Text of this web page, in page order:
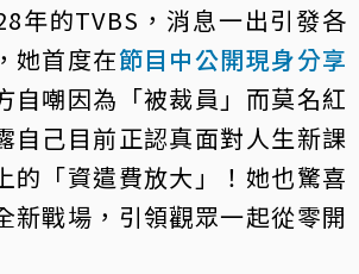
年的TVBS，消息一出引發各
她首度在節目中公開現身分享
自嘲因為「被裁員」而莫名紅
自己目前正認真面對人生新課
的「資遣費放大」！她也驚喜
新戰場，引領觀眾一起從零開